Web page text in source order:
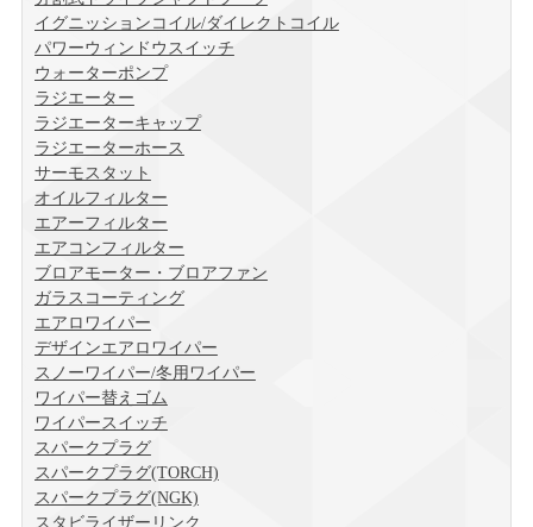
イグニッションコイル/ダイレクトコイル
パワーウィンドウスイッチ
ウォーターポンプ
ラジエーター
ラジエーターキャップ
ラジエーターホース
サーモスタット
オイルフィルター
エアーフィルター
エアコンフィルター
ブロアモーター・ブロアファン
ガラスコーティング
エアロワイパー
デザインエアロワイパー
スノーワイパー/冬用ワイパー
ワイパー替えゴム
ワイパースイッチ
スパークプラグ
スパークプラグ(TORCH)
スパークプラグ(NGK)
スタビライザーリンク